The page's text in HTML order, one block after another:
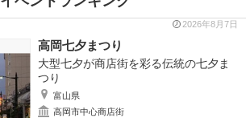
2026年8月7日
高岡七夕まつり
大型七夕が商店街を彩る伝統の七夕ま
つり
富山県
高岡市中心商店街